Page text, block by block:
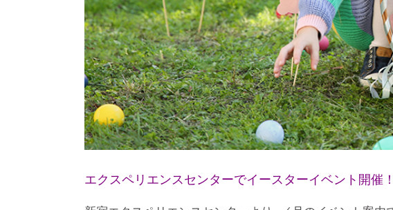
エクスペリエンスセンターでイースターイベント開催！